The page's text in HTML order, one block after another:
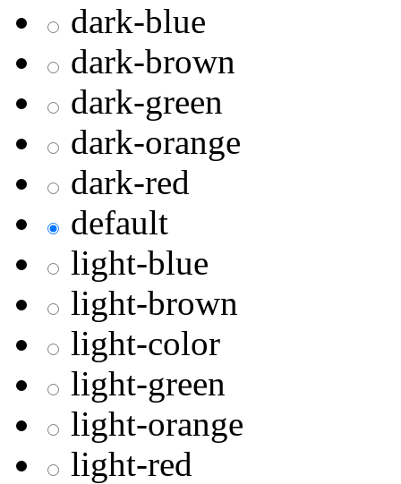
dark-blue
dark-brown
dark-green
dark-orange
dark-red
default
light-blue
light-brown
light-color
light-green
light-orange
light-red